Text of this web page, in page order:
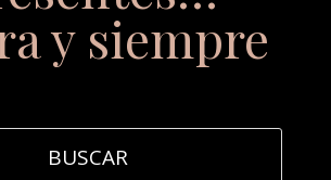
y siempre